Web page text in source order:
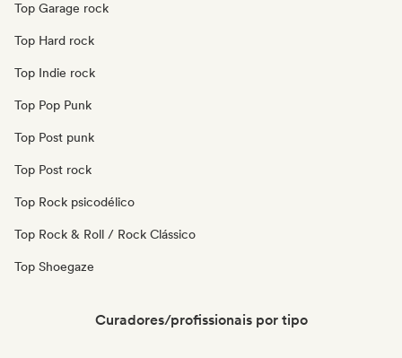
Top Garage rock
Top Hard rock
Top Indie rock
Top Pop Punk
Top Post punk
Top Post rock
Top Rock psicodélico
Top Rock & Roll / Rock Clássico
Top Shoegaze
Curadores/profissionais por tipo